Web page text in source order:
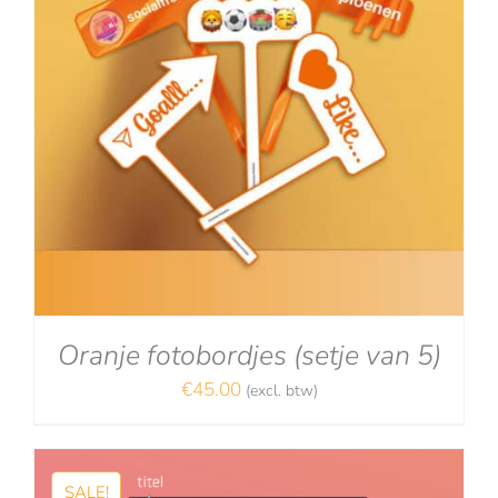
Oranje fotobordjes (setje van 5)
€45.00 (excl. btw)
SALE!